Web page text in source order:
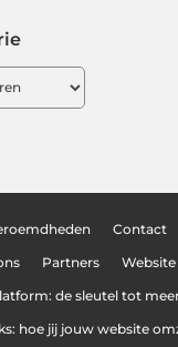
Contact
Partners
de sleutel tot
hoe jij jouw website